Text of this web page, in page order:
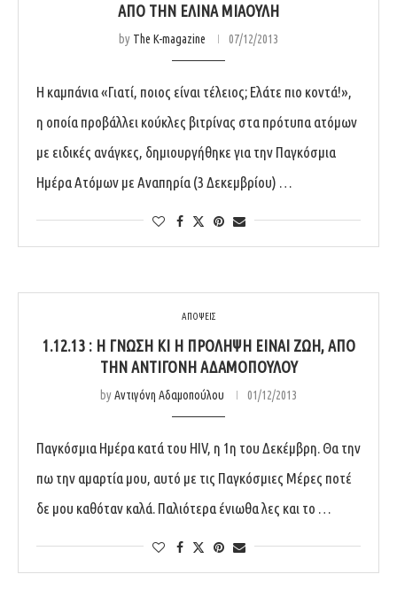
ΑΠΌ ΤΗΝ ΕΛΊΝΑ ΜΙΑΟΎΛΗ
by The K-magazine 07/12/2013
H καμπάνια «Γιατί, ποιος είναι τέλειος; Ελάτε πιο κοντά!»,
η οποία προβάλλει κούκλες βιτρίνας στα πρότυπα ατόμων
με ειδικές ανάγκες, δημιουργήθηκε για την Παγκόσμια
Ημέρα Ατόμων με Αναπηρία (3 Δεκεμβρίου) …
ΑΠΟΨΕΙΣ
1.12.13 : Η ΓΝΏΣΗ ΚΙ Η ΠΡΌΛΗΨΗ ΕΊΝΑΙ ΖΩΗ, ΑΠΌ
ΤΗΝ ΑΝΤΙΓΌΝΗ ΑΔΑΜΟΠΟΎΛΟΥ
byΑντιγόνη Αδαμοπούλου 01/12/2013
Παγκόσμια Ημέρα κατά του HIV, η 1η του Δεκέμβρη. Θα την
πω την αμαρτία μου, αυτό με τις Παγκόσμιες Μέρες ποτέ
δε μου καθόταν καλά. Παλιότερα ένιωθα λες και το …